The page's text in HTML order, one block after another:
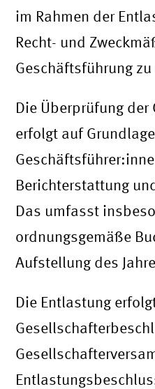
im Rahmen der
Recht- und
Geschäftsführung
Die Überprüfung
erfolgt auf
Berichterstattung
Das umfasst
ordnungsgemäße
Aufstellung des
Die Entlastung